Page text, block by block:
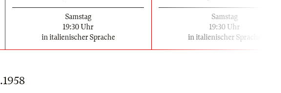
Samstag
19:30 Uhr
in italienischer Sprache
Samstag
19:30 Uhr
in italienischer Sprache